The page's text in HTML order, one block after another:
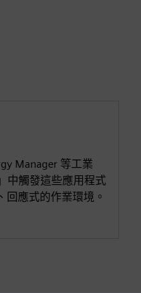
Manager 等工業
中觸發這些應用程式
回應式的作業環境。